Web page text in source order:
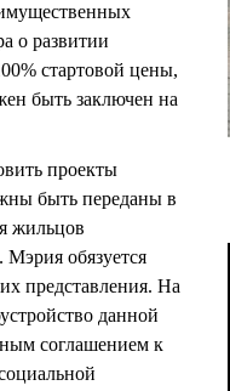
о развитии
стартовой цены,
быть заключен на
проекты
быть переданы в
жильцов
обязуется
представления. На
данной
соглашением к